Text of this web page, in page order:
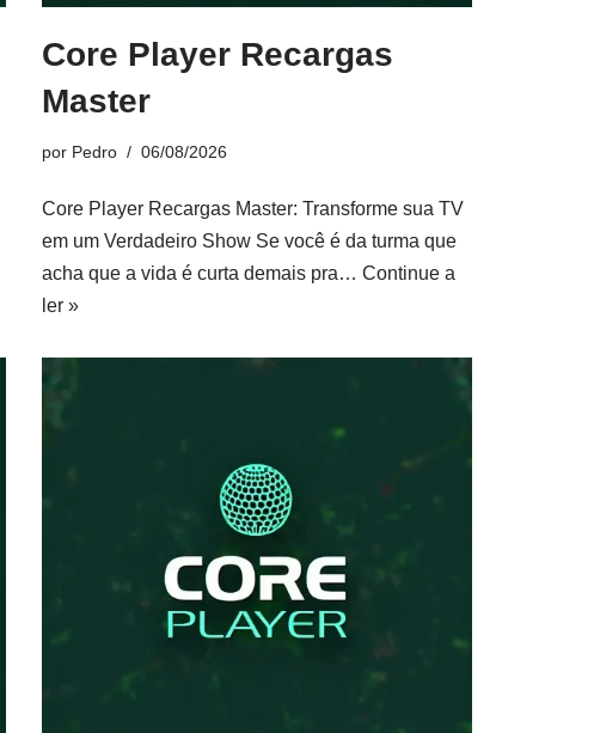
Core Player Recargas
Master
por Pedro 06/08/2026
Core Player Recargas Master: Transforme sua TV
em um Verdadeiro Show Se você é da turma que
acha que a vida é curta demais pra… Continue a
ler »